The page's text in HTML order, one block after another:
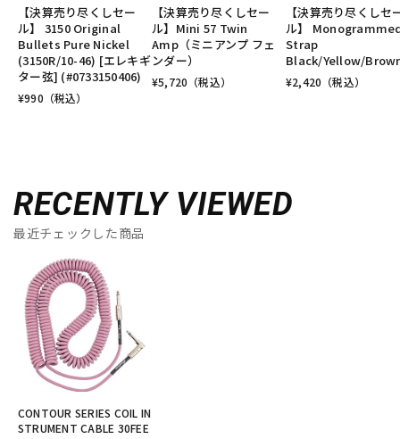
【決算売り尽くしセー
ル】 3150 Original
Bullets Pure Nickel
(3150R/10-46) [エレキギ
ター弦] (#0733150406)
¥990 （税込）
【決算売り尽くしセー
ル】Mini 57 Twin
Amp（ミニアンプ フェ
ンダー）
¥5,720 （税込）
【決算売り尽くしセ
ル】
Strap
Black/Yellow/
¥2,420 （税込）
RECENTLY VIEWED
最近チェックした商品
CONTOUR SERIES COIL IN
STRUMENT CABLE 30FEE